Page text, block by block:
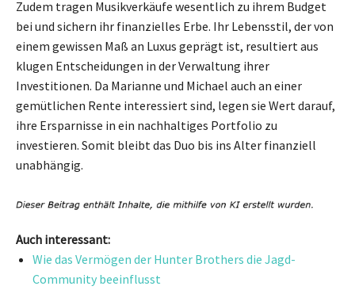
Zudem tragen Musikverkäufe wesentlich zu ihrem Budget
bei und sichern ihr finanzielles Erbe. Ihr Lebensstil, der von
einem gewissen Maß an Luxus geprägt ist, resultiert aus
klugen Entscheidungen in der Verwaltung ihrer
Investitionen. Da Marianne und Michael auch an einer
gemütlichen Rente interessiert sind, legen sie Wert darauf,
ihre Ersparnisse in ein nachhaltiges Portfolio zu
investieren. Somit bleibt das Duo bis ins Alter finanziell
unabhängig.
Auch interessant:
Wie das Vermögen der Hunter Brothers die Jagd-
Community beeinflusst